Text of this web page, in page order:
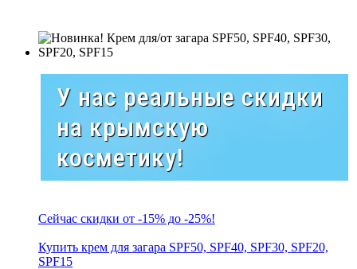
У нас реальные скидки
на крымскую
косметику!
Сейчас скидки от -15% до -25%!
Купить крем для загара SPF50, SPF40, SPF30, SPF20,
SPF15